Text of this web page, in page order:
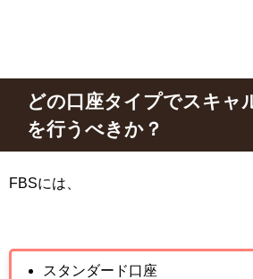
どの口座タイプでスキャ
を行うべきか？
FBSには、
スタンダード口座